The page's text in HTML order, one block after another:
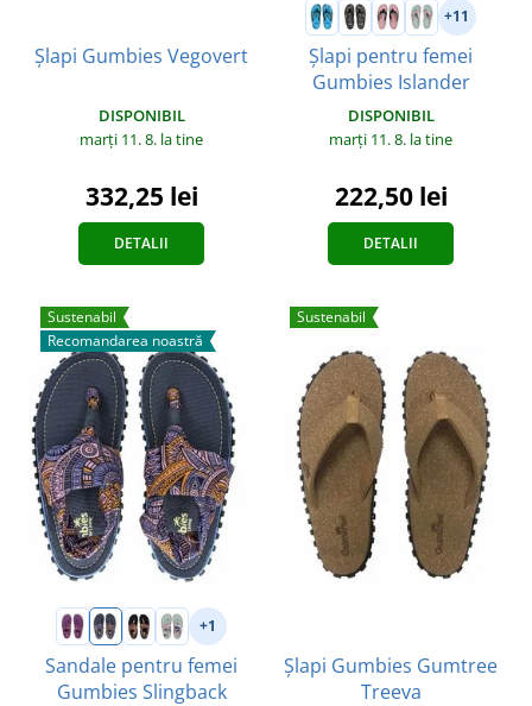
Șlapi Gumbies Vegovert
DISPONIBIL
marți 11. 8. la tine
332,25 lei
DETALII
+11
Șlapi pentru femei
Gumbies Islander
DISPONIBIL
marți 11. 8. la tine
222,50 lei
DETALII
Sustenabil
Recomandarea noastră
+1
Sandale pentru femei
Gumbies Slingback
Sustenabil
Șlapi Gumbies Gumtree
Treeva